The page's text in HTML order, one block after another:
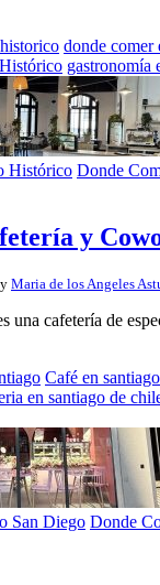
donde comer
gastronomía
Histórico Donde
y
Maria de los Angeles
una cafetería de
Café en santiago
en santiago de
San Diego Donde